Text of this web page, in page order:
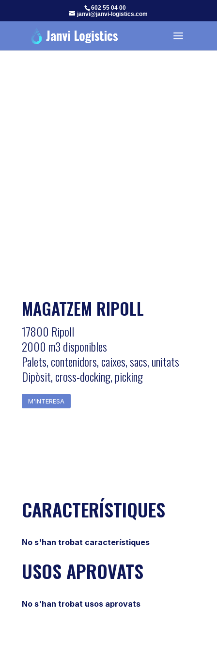
602 55 04 00
janvi@janvi-logistics.com
MAGATZEM RIPOLL
17800 Ripoll
2000 m3 disponibles
Palets, contenidors, caixes, sacs, unitats
Dipòsit, cross-docking, picking
M'INTERESA
CARACTERÍSTIQUES
No s'han trobat característiques
USOS APROVATS
No s'han trobat usos aprovats